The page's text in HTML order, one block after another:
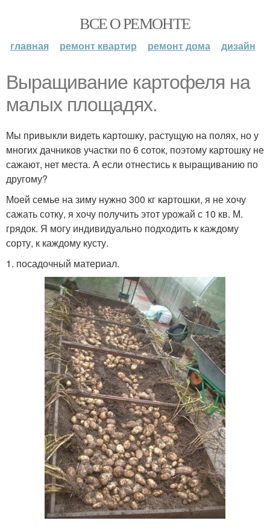
ВСЕ О РЕМОНТЕ
главная ремонт квартир ремонт дома дизайн
Выращивание картофеля на
малых площадях.
Мы привыкли видеть картошку, растущую на полях, но у
многих дачников участки по 6 соток, поэтому картошку не
сажают, нет места. А если отнестись к выращиванию по
другому?
Моей семье на зиму нужно 300 кг картошки, я не хочу
сажать сотку, я хочу получить этот урожай с 10 кв. М.
грядок. Я могу индивидуально подходить к каждому
сорту, к каждому кусту.
1. посадочный материал.